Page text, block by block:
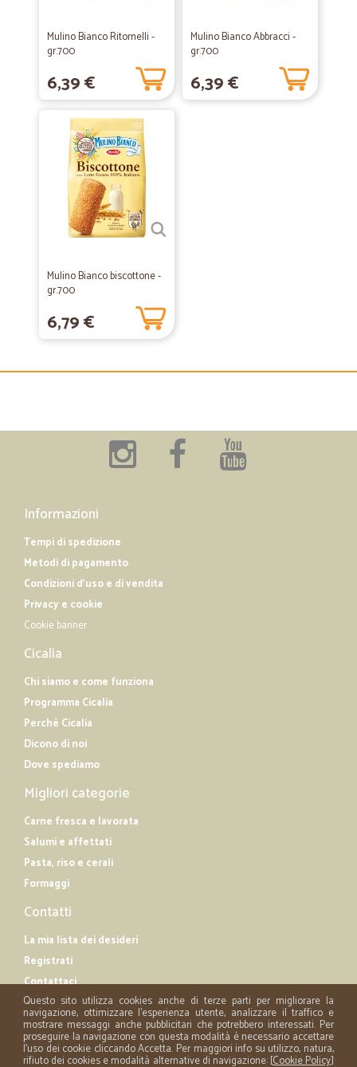
Mulino Bianco Ritornelli -
gr.700
6,39 €
Mulino Bianco Abbracci -
gr.700
6,39 €
Mulino Bianco biscottone -
gr.700
6,79 €
Informazioni
Tempi di spedizione
Metodi di pagamento
Condizioni d'uso e di vendita
Privacy e cookie
Cookie banner
Cicalia
Chi siamo e come funziona
Programma Cicalia
Perché Cicalia
Dicono di noi
Dove spediamo
Migliori categorie
Carne fresca e lavorata
Salumi e affettati
Pasta, riso e cerali
Formaggi
Contatti
La mia lista dei desideri
Registrati
Contattaci
Questo sito utilizza cookies anche di terze parti per migliorare la
navigazione, ottimizzare l'esperienza utente, analizzare il traffico e
mostrare messaggi anche pubblicitari che potrebbero interessati. Per
proseguire la navigazione con questa modalità è necessario accettare
l'uso dei cookie cliccando Accetta. Per maggiori info su utilizzo, natura,
rifiuto dei cookies e modalità alternative di navigazione: [Cookie Policy]